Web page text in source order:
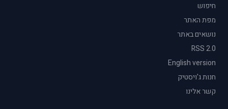
חיפוש
מפת האתר
נושאים באתר
RSS 2.0
English version
חנות ג'ויסטיק
קשר אלינו